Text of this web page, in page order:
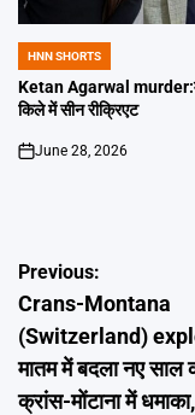
POSTED
IN
HNN SHORTS
Ketan Agarwal
किले में सीन रीक्रिएट
on
June 28, 2026
Post
navigation
Previous:
Crans-Montana
(Switzerland)
मातम में बदला नए साल
क्रांस-मोंटाना में